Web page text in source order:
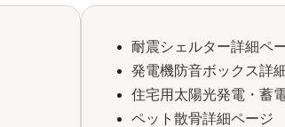
耐震シェルター詳細ペ
発電機防音ボックス詳
住宅用太陽光発電・蓄
ペット散骨詳細ページ